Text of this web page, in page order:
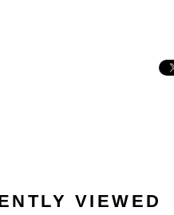
VIEWED